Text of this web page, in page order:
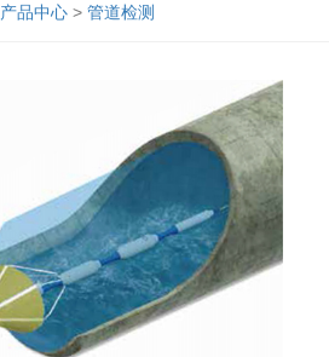
产品中心 > 管道检测